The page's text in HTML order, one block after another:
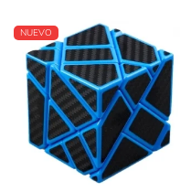
NUEVO